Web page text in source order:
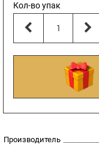
Кол-во упак
Производитель